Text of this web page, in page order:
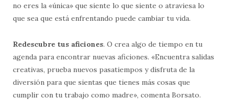
no eres la «única» que siente lo que siente o atraviesa lo
que sea que está enfrentando puede cambiar tu vida.
Redescubre tus aficiones. O crea algo de tiempo en tu
agenda para encontrar nuevas aficiones. «Encuentra salidas
creativas, prueba nuevos pasatiempos y disfruta de la
diversión para que sientas que tienes más cosas que
cumplir con tu trabajo como madre», comenta Borsato.